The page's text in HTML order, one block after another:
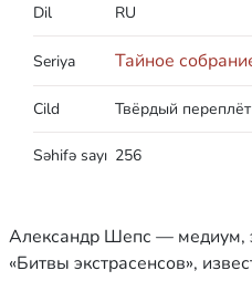
Dil RU
Seriya Тайное
Cild Твёрдый переплёт
Səhifə sayı 256
Александр Шепс — медиум,
«Битвы экстрасенсов»,